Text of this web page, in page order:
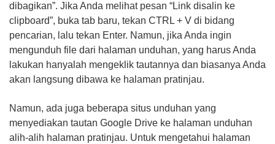
dibagikan”. Jika Anda melihat pesan “Link disalin ke
clipboard”, buka tab baru, tekan CTRL + V di bidang
pencarian, lalu tekan Enter. Namun, jika Anda ingin
mengunduh file dari halaman unduhan, yang harus Anda
lakukan hanyalah mengeklik tautannya dan biasanya Anda
akan langsung dibawa ke halaman pratinjau.
Namun, ada juga beberapa situs unduhan yang
menyediakan tautan Google Drive ke halaman unduhan
alih-alih halaman pratinjau. Untuk mengetahui halaman